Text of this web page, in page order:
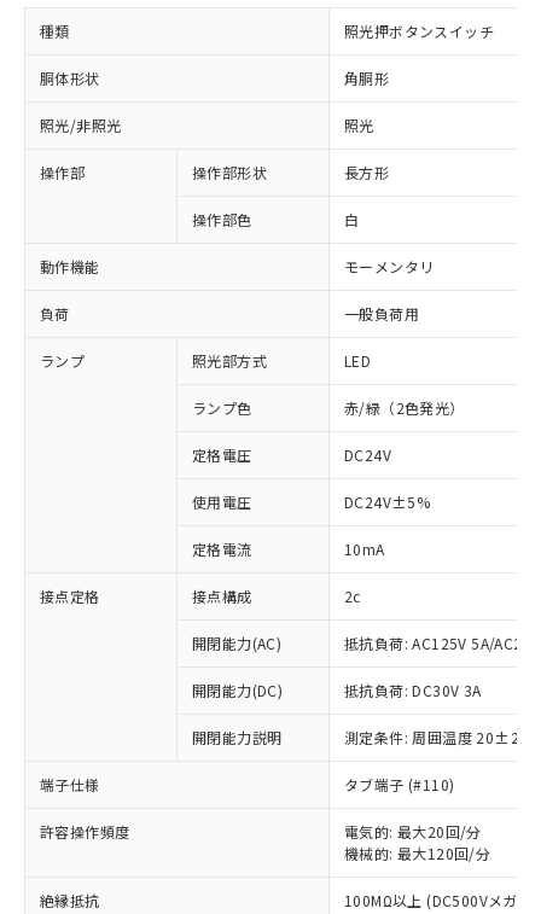
種類 照光押ボタンスイッチ
胴体形状 角胴形
照光/非照光 照光
操作部 操作部形状 長方形
操作部色 白
動作機能 モーメンタリ
負荷 一般負荷用
ランプ 照光部方式 LED
ランプ色 赤/緑（2色発光）
定格電圧 DC24V
使用電圧 DC24V±5%
定格電流 10mA
接点定格 接点構成 2c
開閉能力(AC) 抵抗負荷: AC125V 5A/
開閉能力(DC) 抵抗負荷: DC30V 3A
開閉能力説明 測定条件: 周囲温度 20±2℃
端子仕様 タブ端子 (#110)
許容操作頻度
電気的: 最大20回/分
機械的: 最大120回/分
絶縁抵抗 100MΩ以上 (DC500Vメガ)